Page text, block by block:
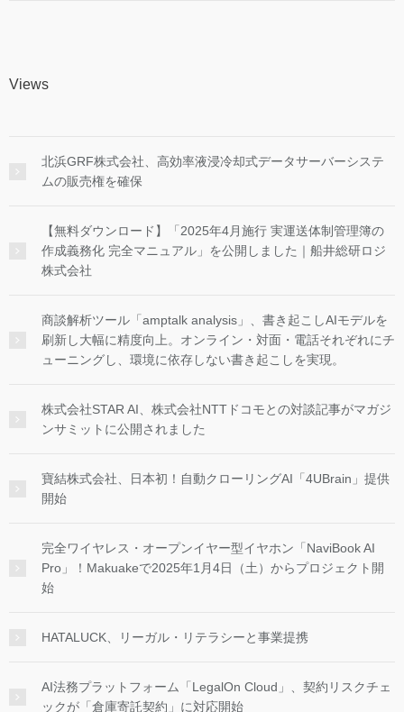
Views
北浜GRF株式会社、高効率液浸冷却式データサーバーシステ
ムの販売権を確保
【無料ダウンロード】「2025年4月施行 実運送体制管理簿の
作成義務化 完全マニュアル」を公開しました｜船井総研ロジ
株式会社
商談解析ツール「amptalk analysis」、書き起こしAIモデルを
刷新し大幅に精度向上。オンライン・対面・電話それぞれにチ
ューニングし、環境に依存しない書き起こしを実現。
株式会社STAR AI、株式会社NTTドコモとの対談記事がマガジ
ンサミットに公開されました
寶結株式会社、日本初！自動クローリングAI「4UBrain」提供
開始
完全ワイヤレス・オープンイヤー型イヤホン「NaviBook AI
Pro」！Makuakeで2025年1月4日（土）からプロジェクト開
始
HATALUCK、リーガル・リテラシーと事業提携
AI法務プラットフォーム「LegalOn Cloud」、契約リスクチェ
ックが「倉庫寄託契約」に対応開始